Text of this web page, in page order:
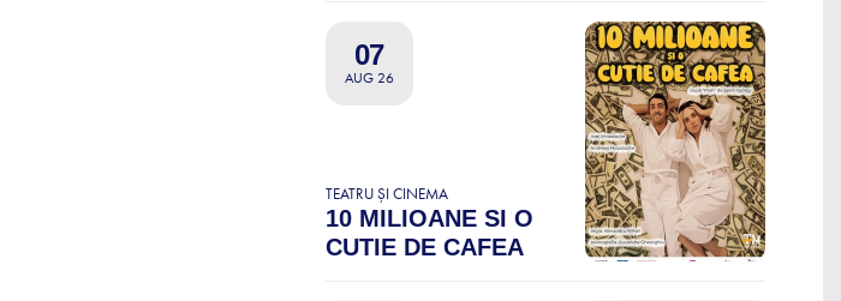
07
AUG 26
TEATRU ȘI CINEMA
10 MILIOANE SI O
CUTIE DE CAFEA